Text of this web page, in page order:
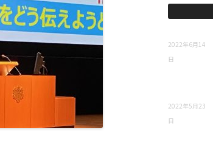
2022年6月14
日
2022年5月23
日